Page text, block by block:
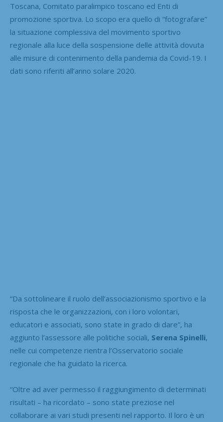
Toscana, Comitato paralimpico toscano ed Enti di
promozione sportiva. Lo scopo era quello di “fotografare”
la situazione complessiva del movimento sportivo
regionale alla luce della sospensione delle attività dovuta
alle misure di contenimento della pandemia da Covid-19. I
dati sono riferiti all’anno solare 2020.
“Da sottolineare il ruolo dell’associazionismo sportivo e la
risposta che le organizzazioni, con i loro volontari,
educatori e associati, sono state in grado di dare”, ha
aggiunto l’assessore alle politiche sociali, Serena Spinelli,
nelle cui competenze rientra l’Osservatorio sociale
regionale che ha guidato la ricerca.
“Oltre ad aver permesso il raggiungimento di determinati
risultati – ha ricordato – sono state preziose nel
collaborare ai vari studi presenti nel rapporto. Il loro è un